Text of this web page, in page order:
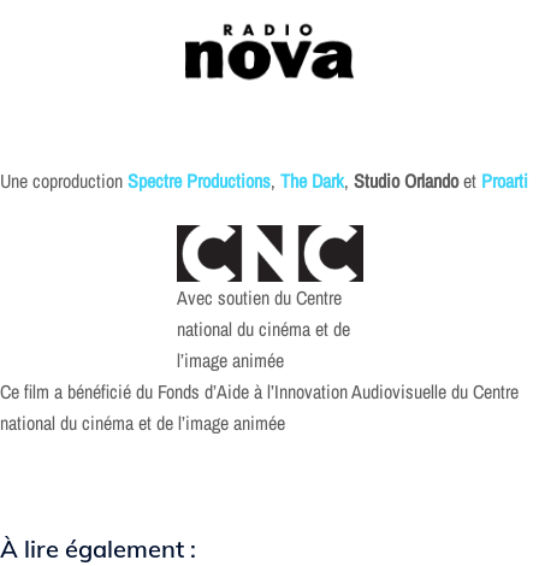
Une coproductionSpectre Productions, The Dark, Studio Orlandoet Proarti
Avec soutien du Centre
national du cinéma et de
l’image animée
Ce film a bénéficié du Fonds d’Aide à l’Innovation Audiovisuelle du Centre
national du cinéma et de l’image animée
À lire également :